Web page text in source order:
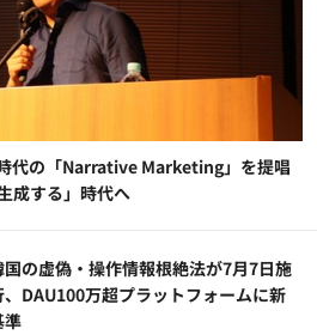
代の「Narrative Marketing」を提唱
成する」時代へ
国の虚偽・操作情報根絶法が7月7日施
、DAU100万超プラットフォームに新
準